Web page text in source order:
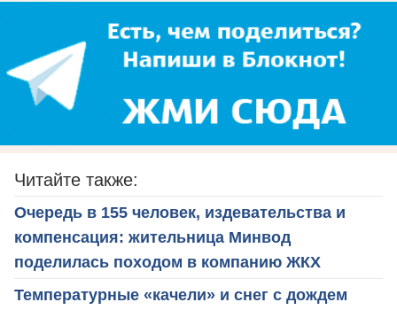
Читайте также:
Очередь в 155 человек, издевательства и
компенсация: жительница Минвод
поделилась походом в компанию ЖКХ
Температурные «качели» и снег с дождем